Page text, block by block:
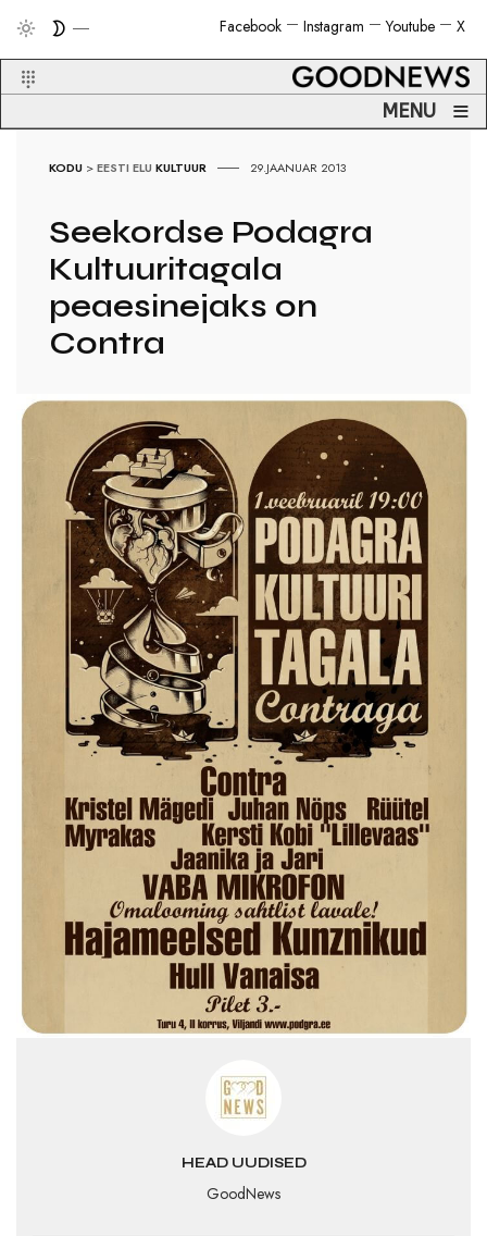
X
Youtube
Instagram
Facebook
MENU ≡
KODU >EESTI ELU KULTUUR 29.JAANUAR 2013
Seekordse Podagra
Kultuuritagala
peaesinejaks on
Contra
HEAD UUDISED
GoodNews